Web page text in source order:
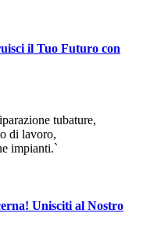
il Tuo Futuro con
Unisciti al Nostro